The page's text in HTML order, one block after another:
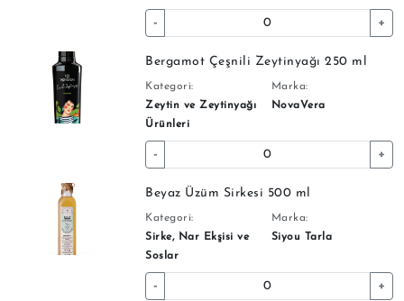
- +
Bergamot Çeşnili Zeytinyağı 250 ml
Kategori:
Zeytin ve Zeytinyağı
Ürünleri
Marka:
NovaVera
- +
Beyaz Üzüm Sirkesi 500 ml
Kategori:
Sirke, Nar Ekşisi ve
Soslar
Marka:
Siyou Tarla
- +